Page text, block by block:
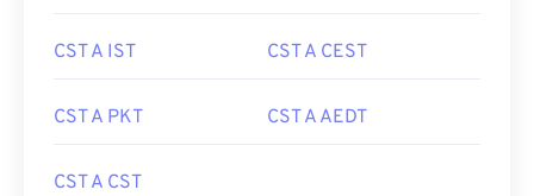
CST A IST CST A CEST
CST A PKT CST A AEDT
CST A CST